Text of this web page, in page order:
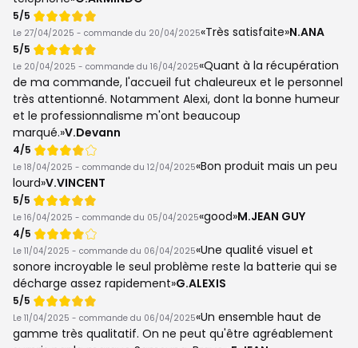
Note
de
5/5
Le 27/04/2025 - commande du 20/04/2025 Très satisfaite N.ANA
Note
de
5/5
Le 20/04/2025 - commande du 16/04/2025 Quant à la récupération
de ma commande, l'accueil fut chaleureux et le personnel
très attentionné. Notamment Alexi, dont la bonne humeur
et le professionnalisme m'ont beaucoup
marqué. V.Devann
Note
de
4/5
Le 18/04/2025 - commande du 12/04/2025 Bon produit mais un peu
lourd V.VINCENT
Note
de
5/5
Le 16/04/2025 - commande du 05/04/2025 good M.JEAN GUY
Note
de
4/5
Le 11/04/2025 - commande du 06/04/2025 Une qualité visuel et
sonore incroyable le seul problème reste la batterie qui se
décharge assez rapidement G.ALEXIS
Note
de
5/5
Le 11/04/2025 - commande du 06/04/2025 Un ensemble haut de
gamme très qualitatif. On ne peut qu'être agréablement